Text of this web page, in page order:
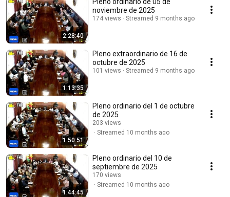
2:28:40
noviembre de 2025
174 views Streamed 9 months ago
1:13:35
Pleno extraordinario de 16 de
octubre de 2025
101 views Streamed 9 months ago
1:50:51
Pleno ordinario del 1 de octubre
de 2025
203 views
Streamed 10 months ago
1:44:45
Pleno ordinario del 10 de
septiembre de 2025
170 views
Streamed 10 months ago